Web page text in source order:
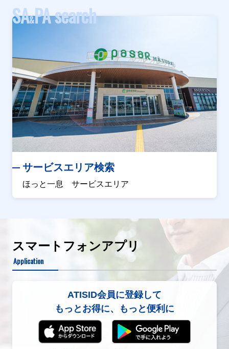
SA&PA search
サービスエリア検索
ほっと一息 サービスエリア
スマートフォンアプリ
Application
ATISID会員に登録して
もっとお得に、もっと便利に